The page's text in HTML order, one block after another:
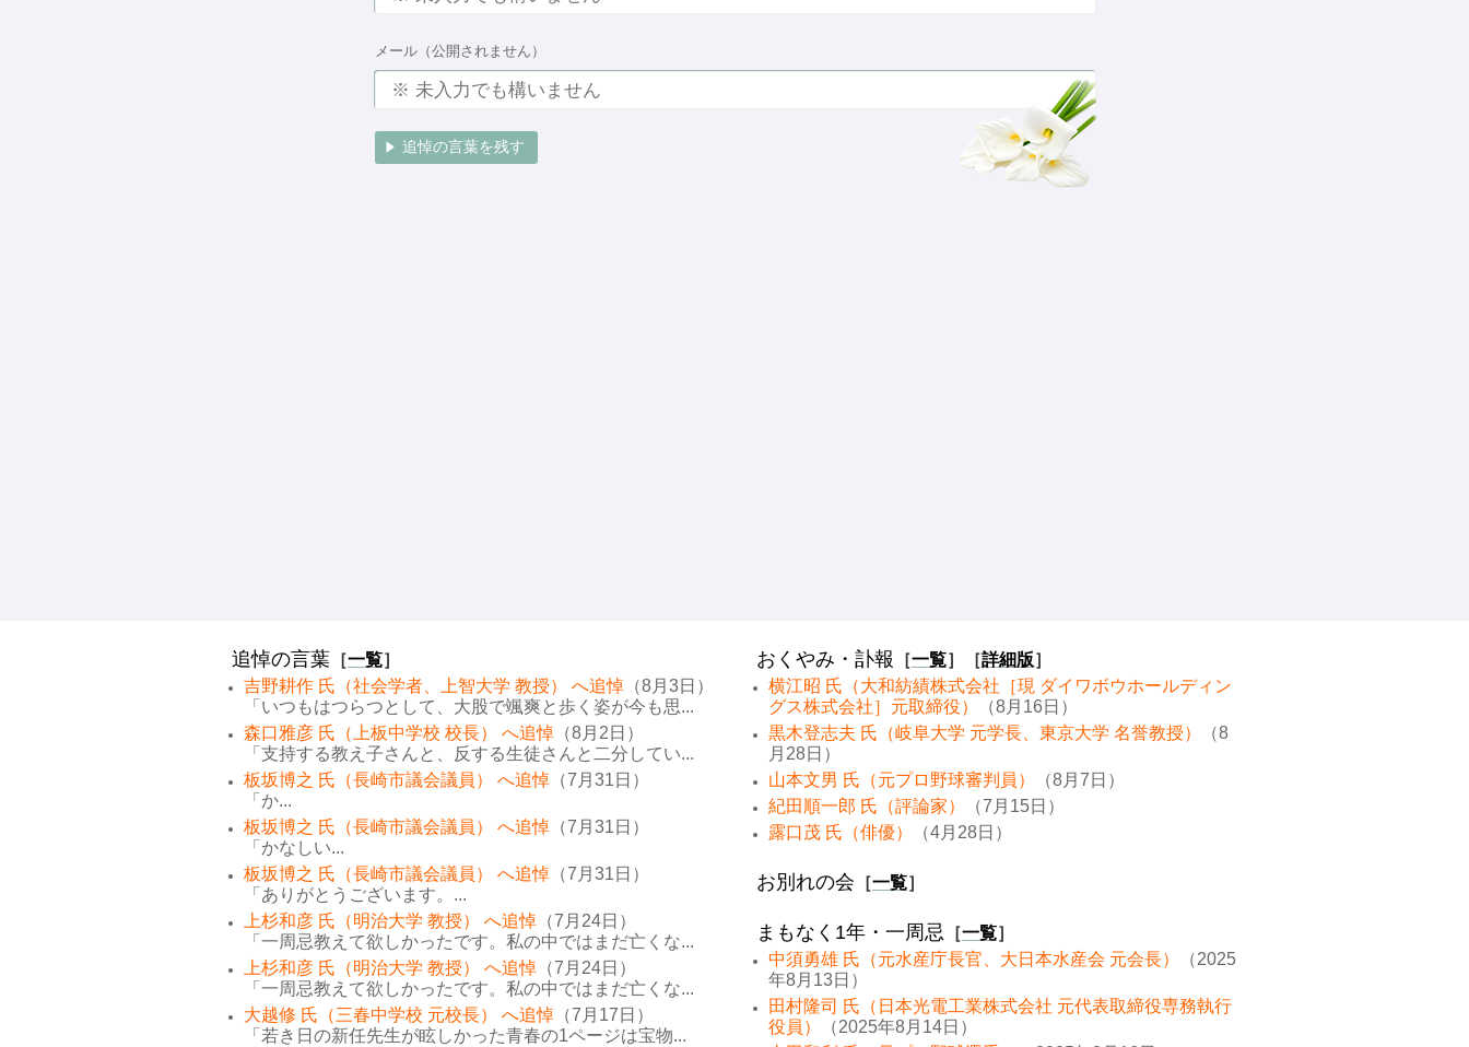
メール（公開されません）
追悼の言葉 ［一覧］
吉野耕作 氏（社会学者、上智大学 教授） へ追悼 （8月3日）
「いつもはつらつとして、大股で颯爽と歩く姿が今も思...
森口雅彦 氏（上板中学校 校長） へ追悼 （8月2日）
「支持する教え子さんと、反する生徒さんと二分してい...
板坂博之 氏（長崎市議会議員） へ追悼 （7月31日）
「か...
板坂博之 氏（長崎市議会議員） へ追悼 （7月31日）
「かなしい...
板坂博之 氏（長崎市議会議員） へ追悼 （7月31日）
「ありがとうございます。...
上杉和彦 氏（明治大学 教授） へ追悼 （7月24日）
「一周忌教えて欲しかったです。私の中ではまだ亡くな...
上杉和彦 氏（明治大学 教授） へ追悼 （7月24日）
「一周忌教えて欲しかったです。私の中ではまだ亡くな...
大越修 氏（三春中学校 元校長） へ追悼 （7月17日）
「若き日の新任先生が眩しかった青春の1ページは宝物...
おくやみ・訃報 ［一覧］［詳細版］
横江昭 氏（大和紡績株式会社［現 ダイワボウホールディン
グス株式会社］元取締役）
（8月16日）
黒木登志夫 氏（岐阜大学 元学長、東京大学 名誉教授）
（8
月28日）
山本文男 氏（元プロ野球審判員）
（8月7日）
紀田順一郎 氏（評論家）
（7月15日）
露口茂 氏（俳優）
（4月28日）
お別れの会 ［一覧］
まもなく1年・一周忌 ［一覧］
中須勇雄 氏（元水産庁長官、大日本水産会 元会長）
（2025
年8月13日）
田村隆司 氏（日本光電工業株式会社 元代表取締役専務執行
役員）
（2025年8月14日）